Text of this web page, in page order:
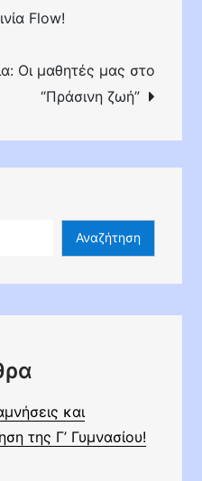
Flow!
Οι μαθητές μας στο
“Πράσινη ζωή”
Αναζήτηση
και
της Γ’ Γυμνασίου!